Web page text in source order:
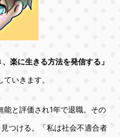
、楽に生きる方法を発信する」
いきます。
能と評価され1年で退職。その
つける。「私は社会不適合者